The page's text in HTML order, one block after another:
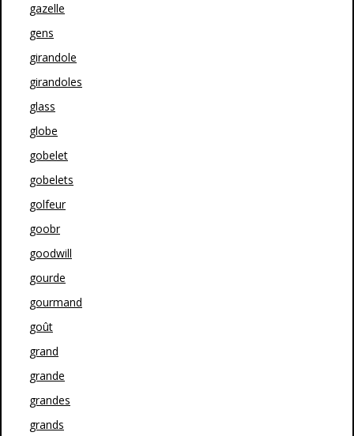
gazelle
gens
girandole
girandoles
glass
globe
gobelet
gobelets
golfeur
goobr
goodwill
gourde
gourmand
goût
grand
grande
grandes
grands